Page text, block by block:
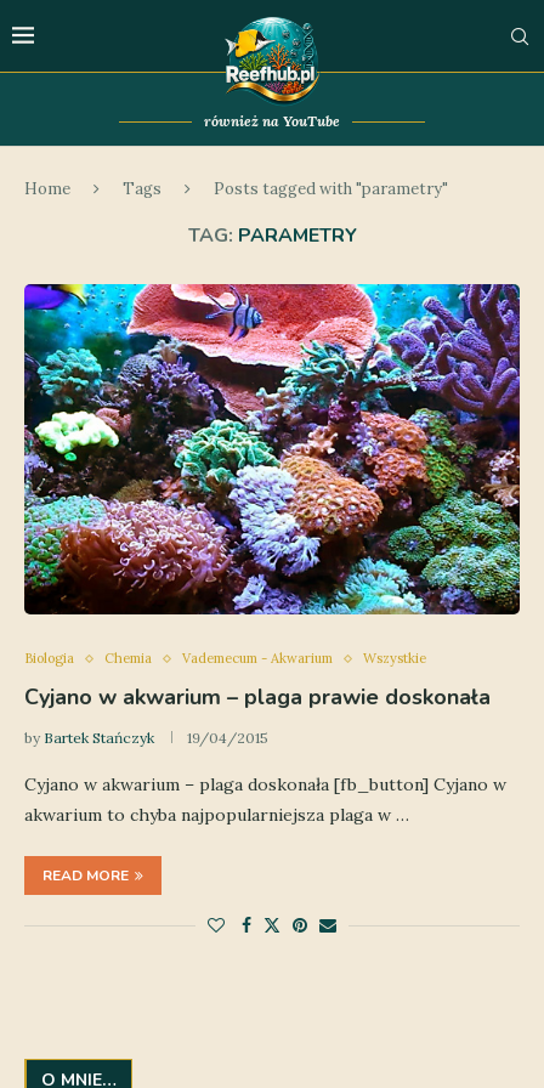
również na YouTube
Home Tags Posts tagged with "parametry"
TAG: PARAMETRY
Biologia Chemia Vademecum - Akwarium Wszystkie
Cyjano w akwarium – plaga prawie doskonała
by Bartek Stańczyk 19/04/2015
Cyjano w akwarium – plaga doskonała [fb_button] Cyjano w
akwarium to chyba najpopularniejsza plaga w …
READ MORE
O MNIE…